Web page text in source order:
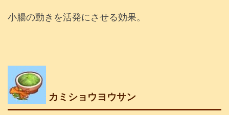
小腸の動きを活発にさせる効果。
カミショウヨウサン